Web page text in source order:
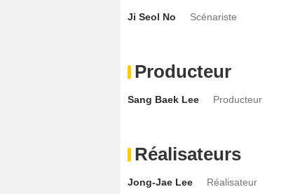
Ji Seol No Scénariste
Producteur
Sang Baek Lee Producteur
Réalisateurs
Jong-Jae Lee Réalisateur